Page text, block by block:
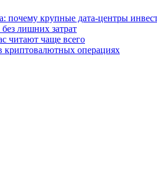
почему крупные дата-центры
лишних затрат
читают чаще всего
криптовалютных операциях